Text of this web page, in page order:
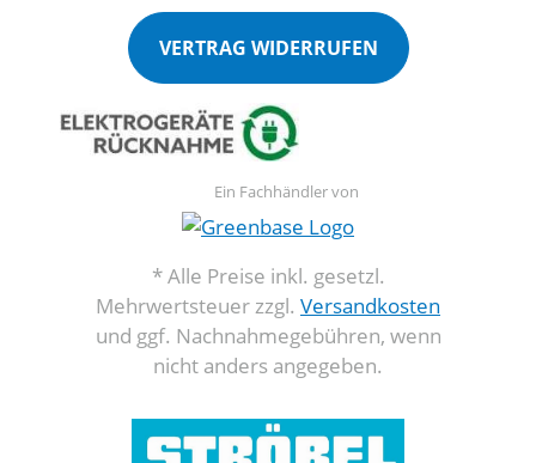
VERTRAG WIDERRUFEN
Ein Fachhändler von
* Alle Preise inkl. gesetzl.
Mehrwertsteuer zzgl. Versandkosten
und ggf. Nachnahmegebühren, wenn
nicht anders angegeben.